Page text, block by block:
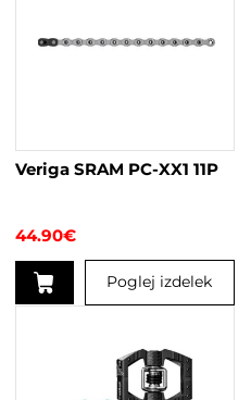
Veriga SRAM PC-XX1 11P
44.90€
Poglej izdelek